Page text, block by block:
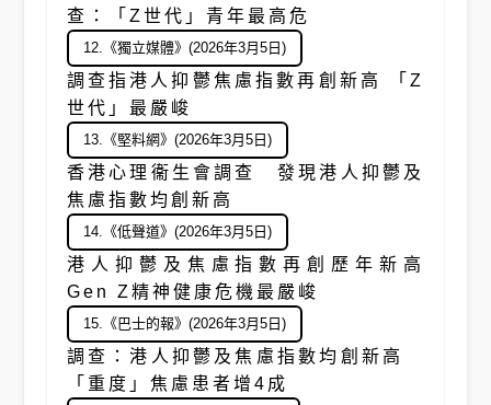
查：「Z世代」青年最高危
12.《獨立媒體》(2026年3月5日)
調查指港人抑鬱焦慮指數再創新高 「Z
世代」最嚴峻
13.《堅料網》(2026年3月5日)
香港心理衞生會調查 發現港人抑鬱及
焦慮指數均創新高
14.《低聲道》(2026年3月5日)
港人抑鬱及焦慮指數再創歷年新高
Gen Z精神健康危機最嚴峻
15.《巴士的報》(2026年3月5日)
調查：港人抑鬱及焦慮指數均創新高
「重度」焦慮患者增4成